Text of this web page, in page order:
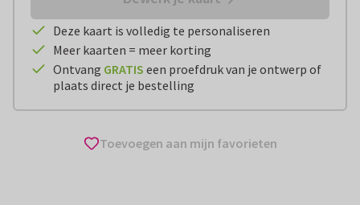
Deze kaart is volledig te personaliseren
Meer kaarten = meer korting
Ontvang GRATIS een proefdruk van je ontwerp of
plaats direct je bestelling
Toevoegen aan mijn favorieten